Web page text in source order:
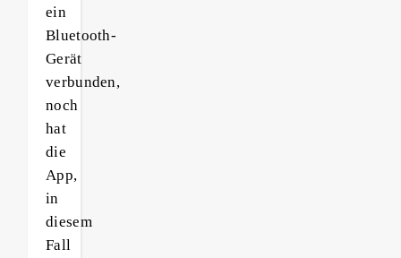
ein
Bluetooth-
Gerät
verbunden,
noch
hat
die
App,
in
diesem
Fall